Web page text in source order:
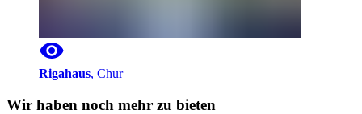
Rigahaus, Chur
Wir haben noch mehr zu bieten